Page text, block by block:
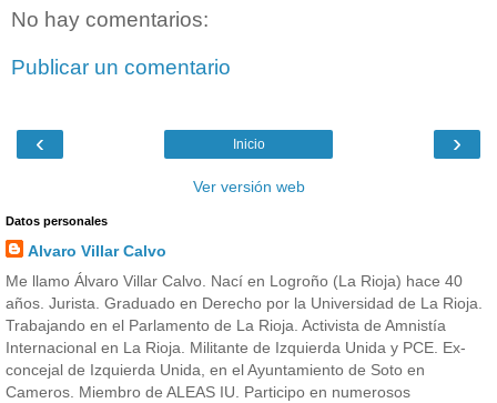
No hay comentarios:
Publicar un comentario
‹ ›
Inicio
Ver versión web
Datos personales
Alvaro Villar Calvo
Me llamo Álvaro Villar Calvo. Nací en Logroño (La Rioja) hace 40
años. Jurista. Graduado en Derecho por la Universidad de La Rioja.
Trabajando en el Parlamento de La Rioja. Activista de Amnistía
Internacional en La Rioja. Militante de Izquierda Unida y PCE. Ex-
concejal de Izquierda Unida, en el Ayuntamiento de Soto en
Cameros. Miembro de ALEAS IU. Participo en numerosos